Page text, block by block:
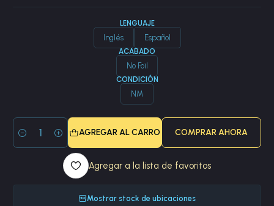
LENGUAJE
Inglés Español
ACABADO
No Foil
CONDICIÓN
NM
Cantidad
AGREGAR AL CARRO COMPRAR AHORA
Agregar a la lista de favoritos
Mostrar stock de ubicaciones